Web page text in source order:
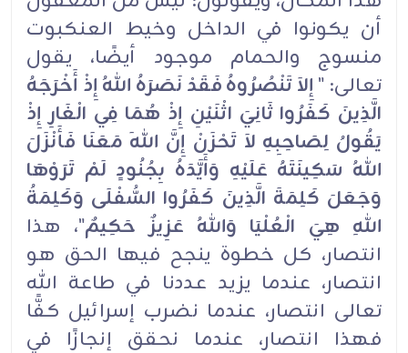
أن يكونوا في الداخل وخيط العنكبوت
منسوج والحمام موجود أيضًا، يقول
تعالى: " إِلاَ تَنْصُرُوهُ فَقَدْ نَصَرَهُ اللهُ إِذْ أَخْرَجَهُ
الَّذِينَ كَفَرُوا ثَانِيَ اثْنَيْنِ إِذْ هُمَا فِي الْغَارِ إِذْ
يَقُولُ لِصَاحِبِهِ لاَ تَحْزَنْ إِنَّ اللهَ مَعَنَا فَأَنْزَلَ
اللهُ سَكِينَتَهُ عَلَيْهِ وَأَيَّدَهُ بِجُنُودٍ لَمْ تَرَوْهَا
وَجَعَلَ كَلِمَةَ الَّذِينَ كَفَرُوا السُّفْلَى وَكَلِمَةُ
اللهِ هِيَ الْعُلْيَا وَاللهُ عَزِيزٌ حَكِيمٌ"، هذا
انتصار، كل خطوة ينجح فيها الحق هو
انتصار، عندما يزيد عددنا في طاعة الله
تعالى انتصار، عندما نضرب إسرائيل كفًّا
فهذا انتصار، عندما نحقق إنجازًا في